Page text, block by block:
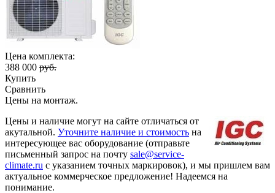
Цена комплекта:
388 000 руб.
Купить
Сравнить
Цены на монтаж.
Цены и наличие могут на сайте отличаться от
акутальной. Уточните наличие и стоимость на
интересующее вас оборудование (отправьте
письменный запрос на почту sale@service-
climate.ru с указанием точных маркировок), и мы пришлем вам
актуальное коммерческое предложение! Надеемся на
понимание.